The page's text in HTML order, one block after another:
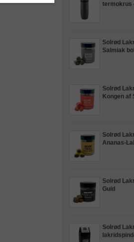
termokrus
Solrød
Salmiak
Solrød
Kongen af
Solrød
Ananas-
Solrød
Guld
Solrød